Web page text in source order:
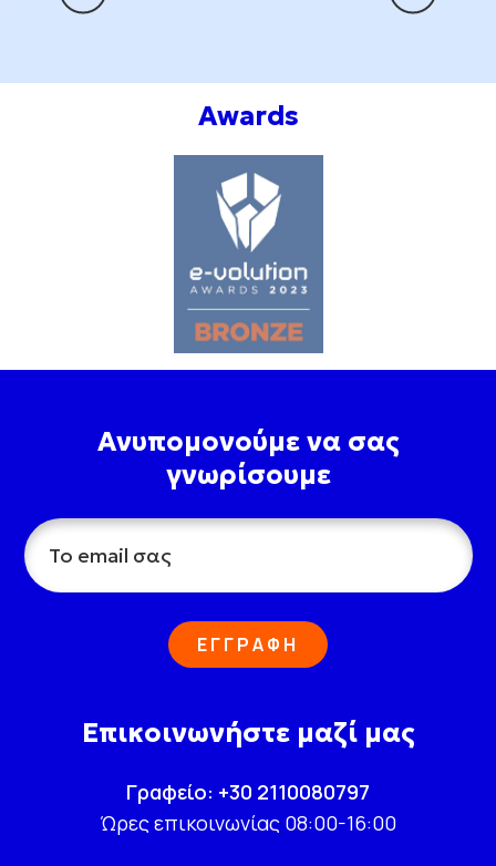
Ανυπομονούμε να σας
γνωρίσουμε
ΕΓΓΡΑΦΗ
Επικοινωνήστε μαζί μας
Γραφείο: +30 2110080797
Ώρες επικοινωνίας 08:00-16:00
Awards